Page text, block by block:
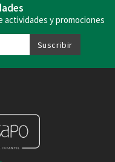
actividades y promociones